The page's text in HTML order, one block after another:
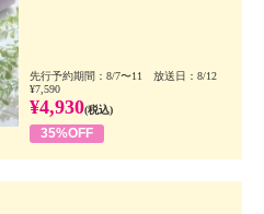
先行予約期間：8/7〜11 放送日：8/12
¥7,590
¥4,930(税込)
35%OFF